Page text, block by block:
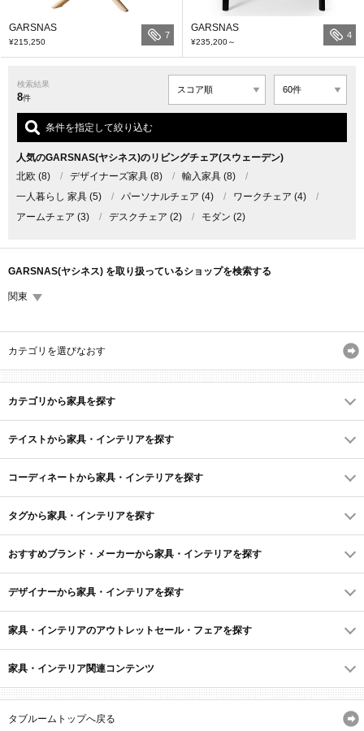
GARSNAS
¥215,250
7
GARSNAS
¥235,200～
4
検索結果
8件
条件を指定して絞り込む
人気のGARSNAS(ヤシネス)のリビングチェア(スウェーデン)
北欧 (8) / デザイナーズ家具 (8) / 輸入家具 (8)
/
一人暮らし 家具 (5) / パーソナルチェア (4) / ワークチェア (4)
/
アームチェア (3) / デスクチェア (2) / モダン (2)
GARSNAS(ヤシネス) を取り扱っているショップを検索する
関東
カテゴリを選びなおす
カテゴリから家具を探す
テイストから家具・インテリアを探す
コーディネートから家具・インテリアを探す
タグから家具・インテリアを探す
おすすめブランド・メーカーから家具・インテリアを探す
デザイナーから家具・インテリアを探す
家具・インテリアのアウトレットセール・フェアを探す
家具・インテリア関連コンテンツ
タブルームトップへ戻る